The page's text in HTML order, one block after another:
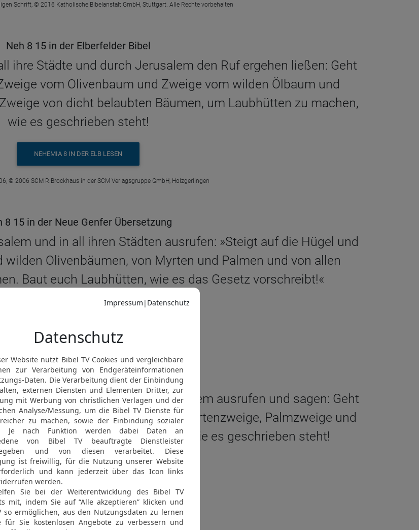
Schrift, © 2016 Katholische Bibelanstalt GmbH, Stuttgart. Alle Rechte vorbehalten
Neh 8 15 in der Elberfelder Bibel
ihre Städte und durch Jerusalem den Ruf ergehen ließen: Geht
vom Olivenbaum und Zweige vom wilden Ölbaum und
von dicht belaubten Bäumen, um Laubhütten zu machen,
wie es geschrieben steht!
NEHEMIA 8 IN DER ELB LESEN
© 2006 SCM R.Brockhaus in der SCM Verlagsgruppe GmbH, Holzgerlingen
8 15 in der Neue Genfer Übersetzung
und in all ihren Städten ausrufen: »Steigt auf die Hügel und
Olivenbäumen, von Myrten und Palmen und von allen
Baut euch Laubhütten, wie es das Gesetz vorschreibt!«
Bibelgesellschaft / Deutsche Bibelgesellschaft, Stuttgart
Neh 8 15 in der Schlachter 2000
allen ihren Städten und in Jerusalem ausrufen und sagen: Geht
Zweige vom wilden Ölbaum, Myrtenzweige, Palmzweige und
um Laubhütten zu machen, wie es geschrieben steht!
NEHEMIA 8 IN DER SLT LESEN
© 2000 Genfer Bibelgesellschaft